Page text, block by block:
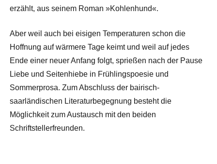
erzählt, aus seinem Roman »Kohlenhund«.
Aber weil auch bei eisigen Temperaturen schon die
Hoffnung auf wärmere Tage keimt und weil auf jedes
Ende einer neuer Anfang folgt, sprießen nach der Pause
Liebe und Seitenhiebe in Frühlingspoesie und
Sommerprosa. Zum Abschluss der bairisch-
saarländischen Literaturbegegnung besteht die
Möglichkeit zum Austausch mit den beiden
Schriftstellerfreunden.